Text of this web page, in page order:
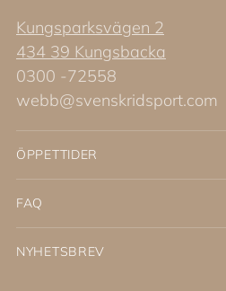
Kungsparksvägen 2
434 39 Kungsbacka
0300 -72558
webb@svenskridsport.com
ÖPPETTIDER
FAQ
NYHETSBREV